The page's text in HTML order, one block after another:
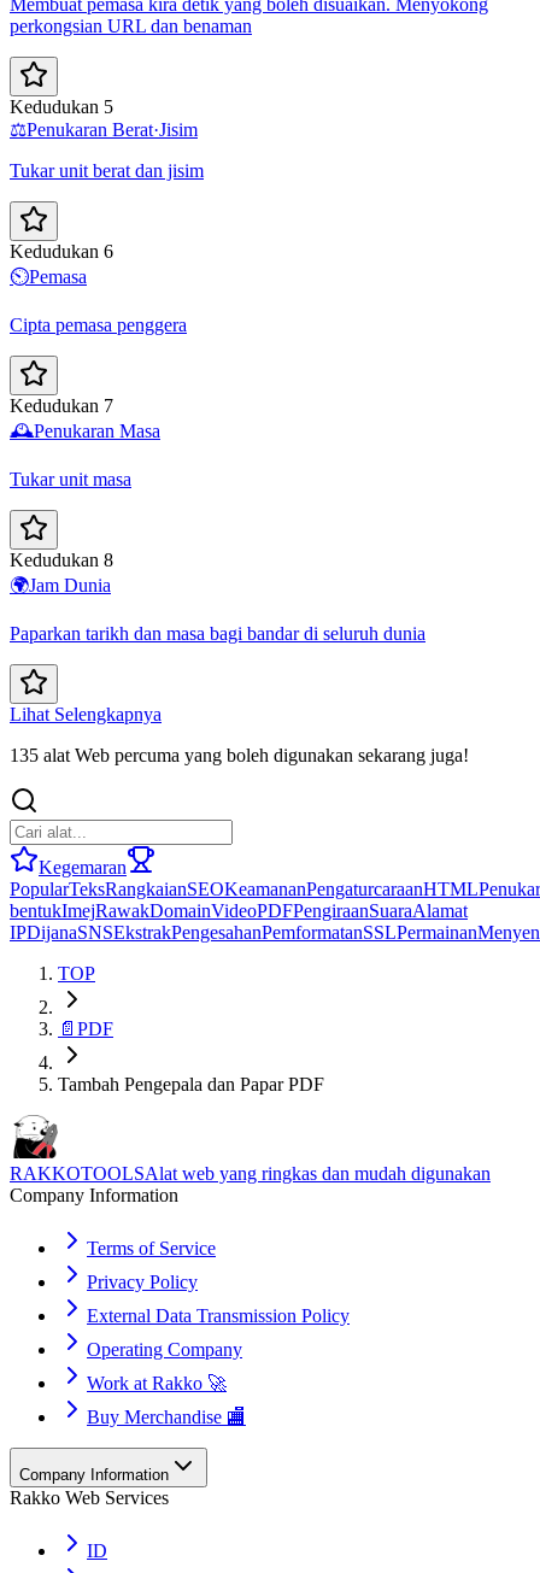
Membuat pemasa kira detik yang boleh disuaikan. Menyokong
perkongsian URL dan benaman
Kedudukan 5
⚖️Penukaran Berat·Jisim
Tukar unit berat dan jisim
Kedudukan 6
⏲️Pemasa
Cipta pemasa penggera
Kedudukan 7
🕰️Penukaran Masa
Tukar unit masa
Kedudukan 8
🌍Jam Dunia
Paparkan tarikh dan masa bagi bandar di seluruh dunia
Lihat Selengkapnya
135 alat Web percuma yang boleh digunakan sekarang juga!
Kegemaran
PopularTeksRangkaianSEOKeamananPengaturcaraanHTML
bentukImejRawakDomainVideoPDFPengiraanSuaraAlamat
IPDijanaSNSEkstrakPengesahanPemformatanSSLPermainan
TOP
📄 PDF
Tambah Pengepala dan Papar PDF
RAKKOTOOLSAlat web yang ringkas dan mudah digunakan
Company Information
Terms of Service
Privacy Policy
External Data Transmission Policy
Operating Company
Work at Rakko 🚀
Buy Merchandise 🏬
Company Information
Rakko Web Services
ID